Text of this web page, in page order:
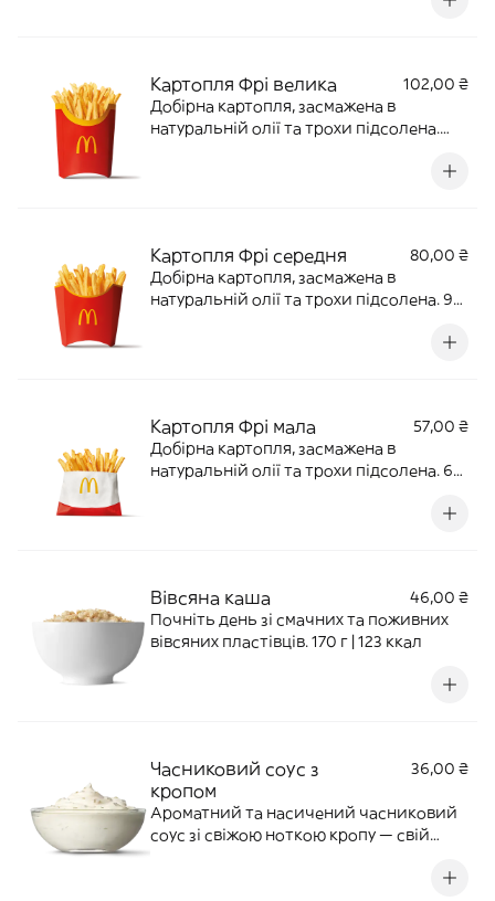
Картопля Фрі велика
102,00 ₴
Добірна картопля, засмажена в
натуральній олії та трохи підсолена.
Картопля Фрі середня
80,00 ₴
Добірна картопля, засмажена в
натуральній олії та трохи підсолена. 90
Картопля Фрі мала
57,00 ₴
Добірна картопля, засмажена в
натуральній олії та трохи підсолена. 60
Вівсяна каша
46,00 ₴
Почніть день зі смачних та поживних
вівсяних пластівців. 170 г | 123 ккал
Часниковий соус з
кропом
36,00 ₴
Ароматний та насичений часниковий
соус зі свіжою ноткою кропу — свій